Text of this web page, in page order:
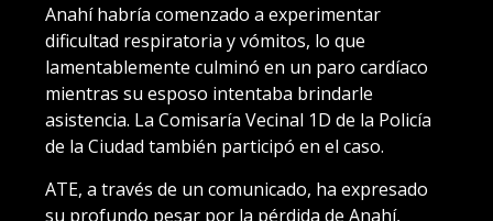
Anahí habría comenzado a experimentar
dificultad respiratoria y vómitos, lo que
lamentablemente culminó en un paro cardíaco
mientras su esposo intentaba brindarle
asistencia. La Comisaría Vecinal 1D de la Policía
de la Ciudad también participó en el caso.
ATE, a través de un comunicado, ha expresado
su profundo pesar por la pérdida de Anahí,